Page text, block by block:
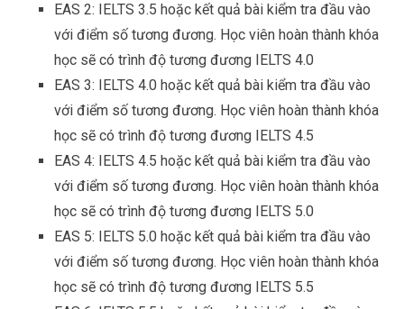
EAS 2: IELTS 3.5 hoặc kết quả bài kiểm tra đầu vào
với điểm số tương đương. Học viên hoàn thành khóa
học sẽ có trình độ tương đương IELTS 4.0
EAS 3: IELTS 4.0 hoặc kết quả bài kiểm tra đầu vào
với điểm số tương đương. Học viên hoàn thành khóa
học sẽ có trình độ tương đương IELTS 4.5
EAS 4: IELTS 4.5 hoặc kết quả bài kiểm tra đầu vào
với điểm số tương đương. Học viên hoàn thành khóa
học sẽ có trình độ tương đương IELTS 5.0
EAS 5: IELTS 5.0 hoặc kết quả bài kiểm tra đầu vào
với điểm số tương đương. Học viên hoàn thành khóa
học sẽ có trình độ tương đương IELTS 5.5